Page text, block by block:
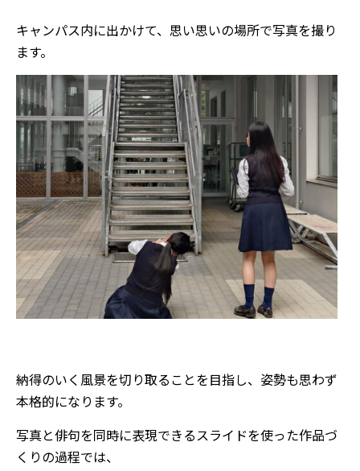
キャンパス内に出かけて、思い思いの場所で写真を撮り
ます。
納得のいく風景を切り取ることを目指し、姿勢も思わず
本格的になります。
写真と俳句を同時に表現できるスライドを使った作品づ
くりの過程では、